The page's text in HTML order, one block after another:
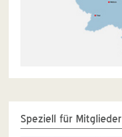
Speziell für Mitglieder